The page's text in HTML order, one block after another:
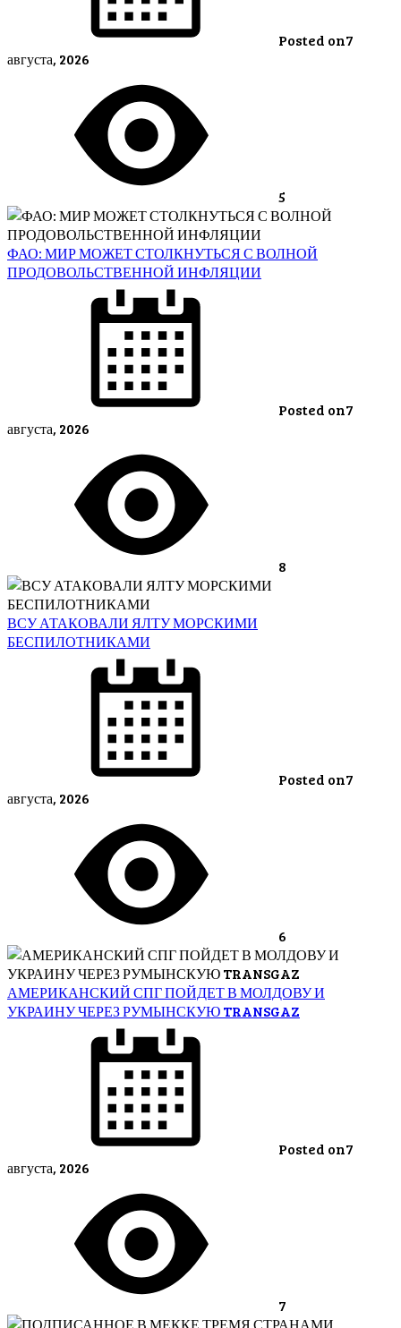
Posted on7
августа, 2026
5
ФАО: МИР МОЖЕТ СТОЛКНУТЬСЯ С ВОЛНОЙ
ПРОДОВОЛЬСТВЕННОЙ ИНФЛЯЦИИ
Posted on7
августа, 2026
8
ВСУ АТАКОВАЛИ ЯЛТУ МОРСКИМИ
БЕСПИЛОТНИКАМИ
Posted on7
августа, 2026
6
АМЕРИКАНСКИЙ СПГ ПОЙДЕТ В МОЛДОВУ И
УКРАИНУ ЧЕРЕЗ РУМЫНСКУЮ TRANSGAZ
Posted on7
августа, 2026
7